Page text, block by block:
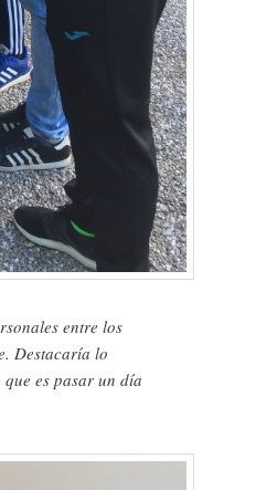
entre los
Destacaría lo
es pasar un día